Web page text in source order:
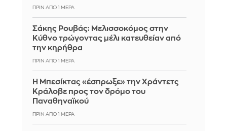
ΠΡΙΝ ΑΠΌ 1 ΜΈΡΑ
Σάκης Ρουβάς: Μελισσοκόμος στην
Κύθνο τρώγοντας μέλι κατευθείαν από
την κηρήθρα
ΠΡΙΝ ΑΠΌ 1 ΜΈΡΑ
Η Μπεσίκτας «έσπρωξε» την Χράντετς
Κράλοβε προς τον δρόμο του
Παναθηναϊκού
ΠΡΙΝ ΑΠΌ 1 ΜΈΡΑ